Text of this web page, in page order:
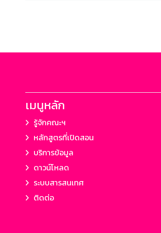
เมนูหลัก
รู้จักคณะฯ
หลักสูตรที่เปิดสอน
บริการข้อมูล
ดาวน์โหลด
ระบบสารสนเทศ
ติดต่อ